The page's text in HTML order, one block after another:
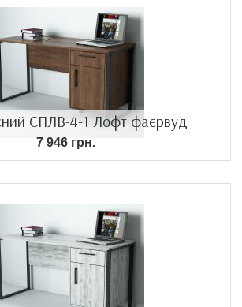
СПЛВ-4-1 Лофт фаєрвуд
7 946 грн.